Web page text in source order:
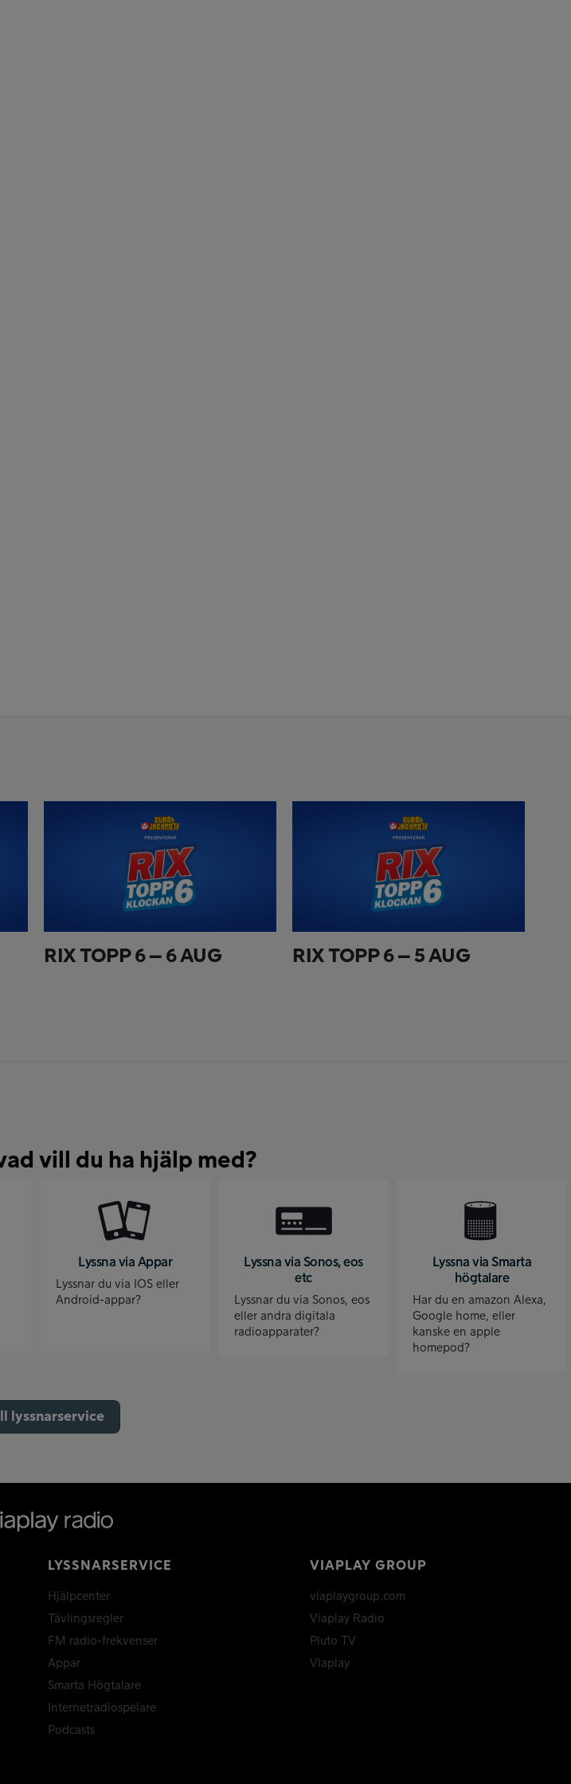
RIX TOPP 6 – 6 AUG RIX TOPP 6 – 5 AUG
vill du ha hjälp med?
Lyssna via Appar
Lyssnar du via IOS eller
Android-appar?
Lyssna via Sonos, eos
etc
Lyssnar du via Sonos, eos
eller andra digitala
radioapparater?
Lyssna via Smarta
högtalare
Har du en amazon Alexa,
Google home, eller
kanske en apple
homepod?
lyssnarservice
LYSSNARSERVICE
Hjälpcenter
Tävlingsregler
FM radio-frekvenser
Appar
Smarta Högtalare
Internetradiospelare
Podcasts
VIAPLAY GROUP
viaplaygroup.com
Viaplay Radio
Pluto TV
Viaplay